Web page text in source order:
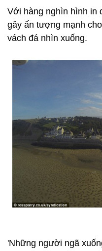
Với hàng nghìn hình in
gây ấn tượng mạnh
vách đá nhìn xuống.
'Những người ngã